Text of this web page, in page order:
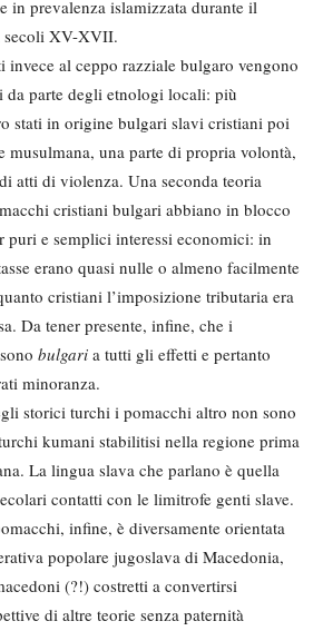
in prevalenza islamizzata durante il
secoli XV-XVII.
invece al ceppo razziale bulgaro vengono
da parte degli etnologi locali: più
stati in origine bulgari slavi cristiani poi
una parte di propria volontà,
atti di violenza. Una seconda teoria
cristiani bulgari abbiano in blocco
puri e semplici interessi economici: in
erano quasi nulle o almeno facilmente
cristiani l’imposizione tributaria era
Da tener presente, infine, che i
bulgari a tutti gli effetti e pertanto
minoranza.
storici turchi i pomacchi altro non sono
kumani stabilitisi nella regione prima
La lingua slava che parlano è quella
contatti con le limitrofe genti slave.
infine, è diversamente orientata
popolare jugoslava di Macedonia,
(?!) costretti a convertirsi
di altre teorie senza paternità